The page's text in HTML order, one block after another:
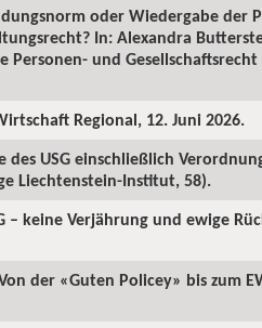
oder Wiedergabe der
In: Alexandra
und
Regional, 12. Juni 2026.
USG einschließlich
Liechtenstein-Institut, 58).
– keine Verjährung und ewige
der «Guten Policey» bis zum